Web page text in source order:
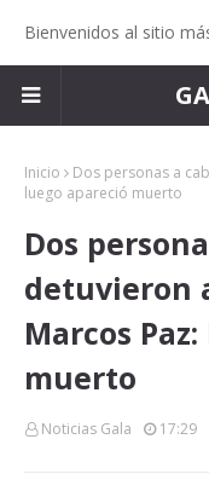
Bienvenidos al sitio
Inicio
Dos personas a
luego apareció muerto
Dos
detuvieron
Marcos
muerto
Noticias Gala 17:29